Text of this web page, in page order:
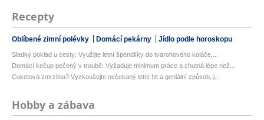
Recepty
Oblíbené zimní polévky Domácí pekárny Jídlo podle horoskopu
Sladký poklad u cesty: Využijte letní špendlíky do tvarohového koláče,...
Domácí kečup pečený v troubě: Vyžaduje minimum práce a chutná lépe než...
Cuketová zmrzlina? Vyzkoušejte nečekaný letní hit a geniální způsob, j...
Hobby a zábava